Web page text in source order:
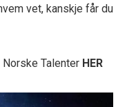
vet, kanskje får du
Talenter HER